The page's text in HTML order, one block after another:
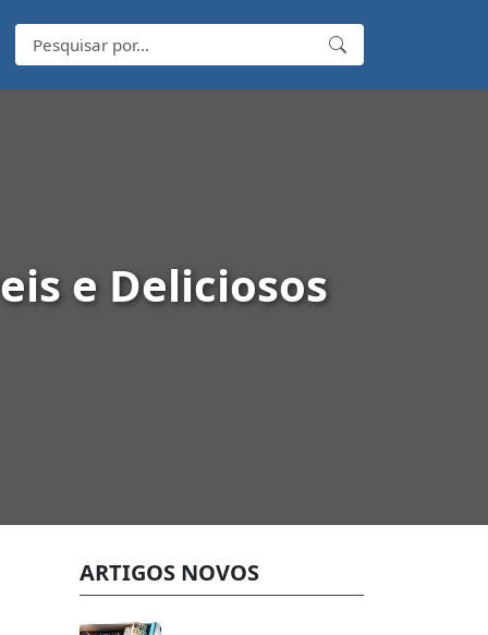
e Deliciosos
ARTIGOS NOVOS